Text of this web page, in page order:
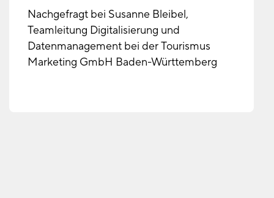
Nachgefragt bei Susanne Bleibel,
Teamleitung Digitalisierung und
Datenmanagement bei der Tourismus
Marketing GmbH Baden-Württemberg